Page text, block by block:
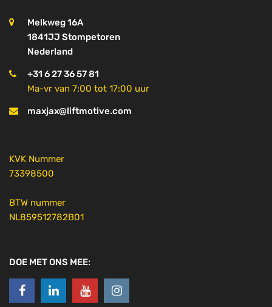
Melkweg 16A
1841JJ Stompetoren
Nederland
+31 6 27 36 57 81
Ma-vr van 7:00 tot 17:00 uur
maxjax@liftmotive.com
KVK Nummer
73398500
BTW nummer
NL859512782B01
DOE MET ONS MEE: